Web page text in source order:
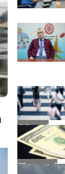
Güncel
Ekonomi